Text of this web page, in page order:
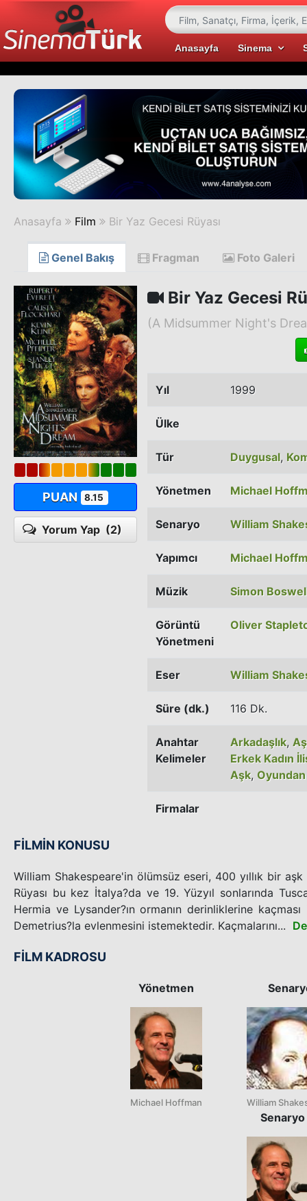
Anasayfa Sinema
Anasayfa Film Bir Yaz Gecesi Rüyası
Genel Bakış Fragman Foto Galeri
PUAN 8.15
Yorum Yap (2)
Bir Yaz Gecesi
(A Midsummer Night's
Yıl 1999
Ülke
Tür Duygusal,
Yönetmen Michael
Senaryo William
Yapımcı Michael
Müzik Simon
Görüntü
Yönetmeni
Oliver
Eser William
Süre (dk.) 116 Dk.
Anahtar
Kelimeler
Arkadaşlık,
Erkek Kadın
Aşk,
Firmalar
FİLMİN KONUSU
William Shakespeare'in ölümsüz eseri, 400 yıllık bir
Rüyası bu kez İtalya?da ve 19. Yüzyıl sonlarında
Hermia ve Lysander?ın ormanın derinliklerine kaçması
Demetrius?la evlenmesini istemektedir. Kaçmalarını...
FİLM KADROSU
Yönetmen
Michael Hoffman William
Senaryo